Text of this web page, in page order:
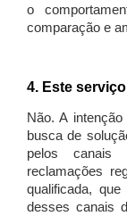
o
comparação e
4. Este
Não. A
busca de
pelos canais
reclamações
qualificada,
desses canais